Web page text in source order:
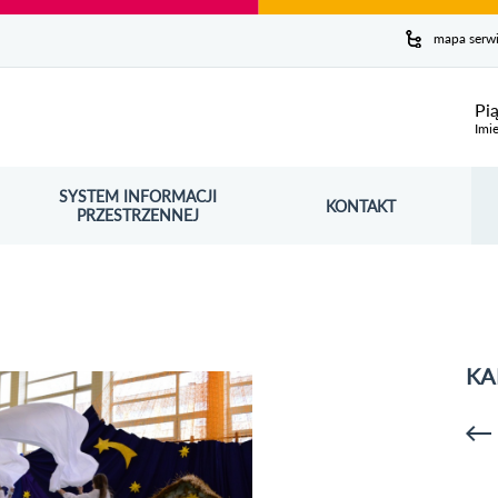
mapa
SYSTEM INFORMACJI
PRZESTRZENNEJ
OTWORZY SIĘ W NOWYM OKNIE KONTAKT